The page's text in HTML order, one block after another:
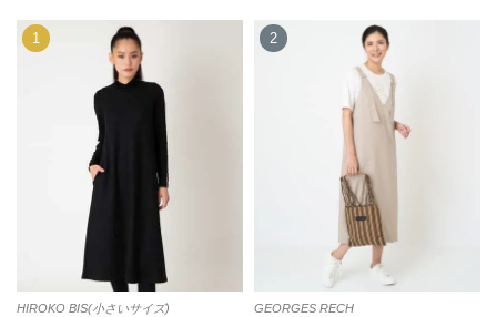
1
HIROKO BIS(小さいサイズ)
2
GEORGES RECH